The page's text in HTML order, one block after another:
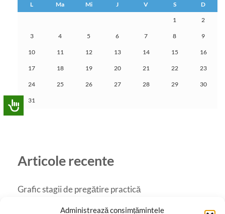
Administrează consimțămintele
L Ma Mi J V S D
1 2
3 4 5 6 7 8 9
10 11 12 13 14 15 16
17 18 19 20 21 22 23
24 25 26 27 28 29 30
31
Articole recente
Grafic stagii de pregătire practică
Catalog online